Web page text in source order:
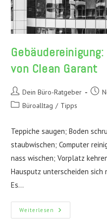
von Clean Garant
Beitrags-
Autor:
Dein Büro-Ratgeber
Beitrags-
Büroalltag / Tipps
Teppiche saugen; Boden
staubwischen; Computer
nass wischen; Vorplatz
Hausputz unterscheiden sich
Es…
Weiterlesen
So